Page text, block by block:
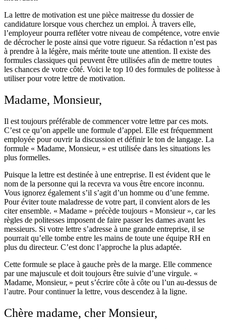
La lettre de motivation est une pièce maitresse du dossier de
candidature lorsque vous cherchez un emploi. À travers elle,
l’employeur pourra refléter votre niveau de compétence, votre envie
de décrocher le poste ainsi que votre rigueur. Sa rédaction n’est pas
à prendre à la légère, mais mérite toute une attention. Il existe des
formules classiques qui peuvent être utilisées afin de mettre toutes
les chances de votre côté. Voici le top 10 des formules de politesse à
utiliser pour votre lettre de motivation.
Madame, Monsieur,
Il est toujours préférable de commencer votre lettre par ces mots.
C’est ce qu’on appelle une formule d’appel. Elle est fréquemment
employée pour ouvrir la discussion et définir le ton de langage. La
formule « Madame, Monsieur, » est utilisée dans les situations les
plus formelles.
Puisque la lettre est destinée à une entreprise. Il est évident que le
nom de la personne qui la recevra va vous être encore inconnu.
Vous ignorez également s’il s’agit d’un homme ou d’une femme.
Pour éviter toute maladresse de votre part, il convient alors de les
citer ensemble. « Madame » précède toujours « Monsieur », car les
règles de politesses imposent de faire passer les dames avant les
messieurs. Si votre lettre s’adresse à une grande entreprise, il se
pourrait qu’elle tombe entre les mains de toute une équipe RH en
plus du directeur. C’est donc l’approche la plus adaptée.
Cette formule se place à gauche près de la marge. Elle commence
par une majuscule et doit toujours être suivie d’une virgule. «
Madame, Monsieur, » peut s’écrire côte à côte ou l’un au-dessus de
l’autre. Pour continuer la lettre, vous descendez à la ligne.
Chère madame, cher Monsieur,